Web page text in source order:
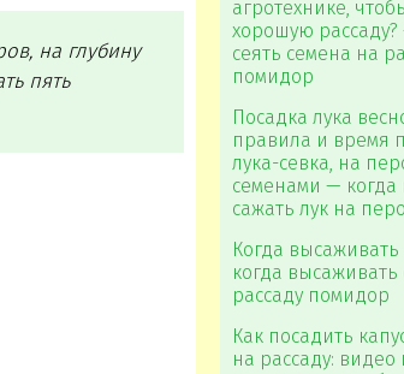
на глубину
пять
агротехнике,
хорошую рассаду?
сеять семена на
помидор
Посадка лука
правила и время
лука-севка, на
семенами — когда
сажать лук на перо
Когда высаживать
когда
рассаду помидор
Как посадить
на рассаду: видео